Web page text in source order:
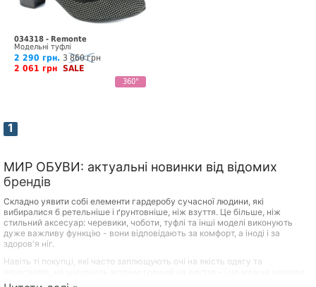
034318 - Remonte
Модельні туфлі
2 290 грн. 3 860 грн
2 061 грн SALE
360°
1
МИР ОБУВИ: актуальні новинки від відомих
брендів
Складно уявити собі елементи гардеробу сучасної людини, які
вибиралися б ретельніше і ґрунтовніше, ніж взуття. Це більше, ніж
стильний аксесуар: черевики, чоботи, туфлі та інші моделі виконують
дуже важливу функцію - вони відповідають за комфорт, а іноді і за
здоров'я ніг.
Навіть ті покупці, які часто заплющують очі на якість одягу та
практичним та продуманим підходом. Переваги якісного взуття відомі